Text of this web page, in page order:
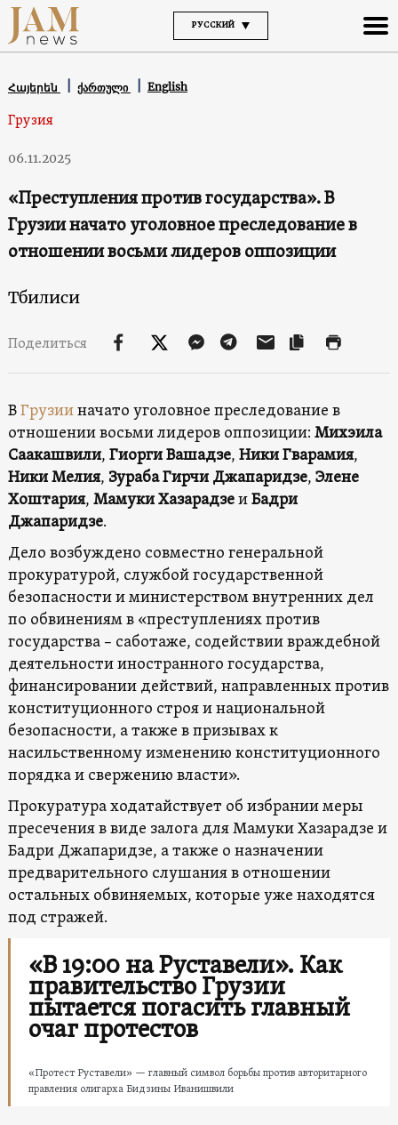
РУССКИЙ
Հայերեն ქართული English
Грузия
06.11.2025
«Преступления против государства». В
Грузии начато уголовное преследование в
отношении восьми лидеров оппозиции
Тбилиси
Поделиться
ВГрузииначато уголовное преследование в
отношении восьми лидеров оппозиции: Михэила
Саакашвили, Гиорги Вашадзе, Ники Гварамия,
Ники Мелия, Зураба Гирчи Джапаридзе, Элене
Хоштария, Мамуки ХазарадзеиБадри
Джапаридзе.
Дело возбуждено совместно генеральной
прокуратурой, службой государственной
безопасности и министерством внутренних дел
по обвинениям в «преступлениях против
государства – саботаже, содействии враждебной
деятельности иностранного государства,
финансировании действий, направленных против
конституционного строя и национальной
безопасности, а также в призывах к
насильственному изменению конституционного
порядка и свержению власти».
Прокуратура ходатайствует об избрании меры
пресечения в виде залога для Мамуки Хазарадзе и
Бадри Джапаридзе, а также о назначении
предварительного слушания в отношении
остальных обвиняемых, которые уже находятся
под стражей.
«В 19:00 на Руставели». Как
правительство Грузии
пытается погасить главный
очаг протестов
«Протест Руставели» — главный символ борьбы против авторитарного
правления олигарха Бидзины Иванишвили